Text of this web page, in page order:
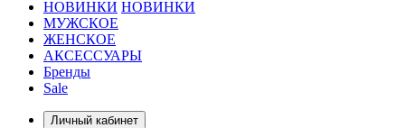
НОВИНКИ НОВИНКИ
МУЖСКОЕ
ЖЕНСКОЕ
АКСЕССУАРЫ
Бренды
Sale
Личный кабинет